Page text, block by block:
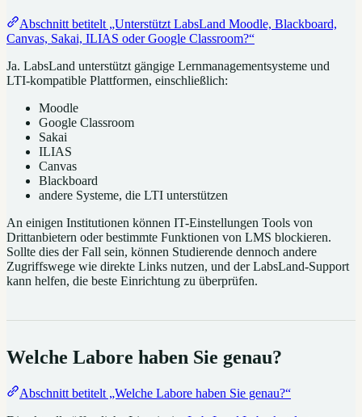
Abschnitt betitelt „Unterstützt LabsLand Moodle, Blackboard,
Canvas, Sakai, ILIAS oder Google Classroom?“
Ja. LabsLand unterstützt gängige Lernmanagementsysteme und
LTI-kompatible Plattformen, einschließlich:
Moodle
Google Classroom
Sakai
ILIAS
Canvas
Blackboard
andere Systeme, die LTI unterstützen
An einigen Institutionen können IT-Einstellungen Tools von
Drittanbietern oder bestimmte Funktionen von LMS blockieren.
Sollte dies der Fall sein, können Studierende dennoch andere
Zugriffswege wie direkte Links nutzen, und der LabsLand-Support
kann helfen, die beste Einrichtung zu überprüfen.
Welche Labore haben Sie genau?
Abschnitt betitelt „Welche Labore haben Sie genau?“